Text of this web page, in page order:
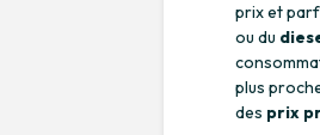
prix et
ou du
plus
des prix